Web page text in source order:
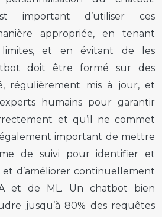
important d’utiliser ces
appropriée, en tenant
et en évitant de les
doit être formé sur des
régulièrement mis à jour, et
humains pour garantir
et qu’il ne commet
également important de mettre
de suivi pour identifier et
d’améliorer continuellement
et de ML. Un chatbot bien
jusqu’à 80% des requêtes